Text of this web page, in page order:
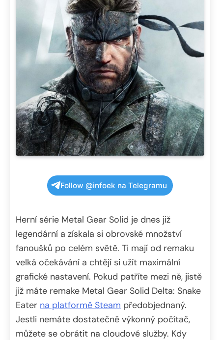
Follow @infoek na Telegramu
Herní série Metal Gear Solid je dnes již
legendární a získala si obrovské množství
fanoušků po celém světě. Ti mají od remaku
velká očekávání a chtějí si užít maximální
grafické nastavení. Pokud patříte mezi ně, jistě
již máte remake Metal Gear Solid Delta: Snake
Eater na platformě Steam předobjednaný.
Jestli nemáte dostatečně výkonný počítač,
můžete se obrátit na cloudové služby. Kdy